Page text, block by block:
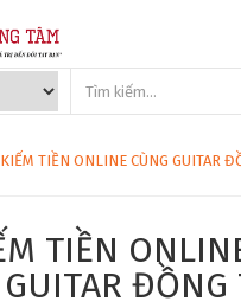
KIẾM TIỀN ONLINE CÙNG GUITAR
TIỀN
GUITAR ĐỒNG